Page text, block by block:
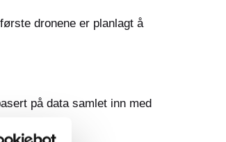
dronene er planlagt å
på data samlet inn med